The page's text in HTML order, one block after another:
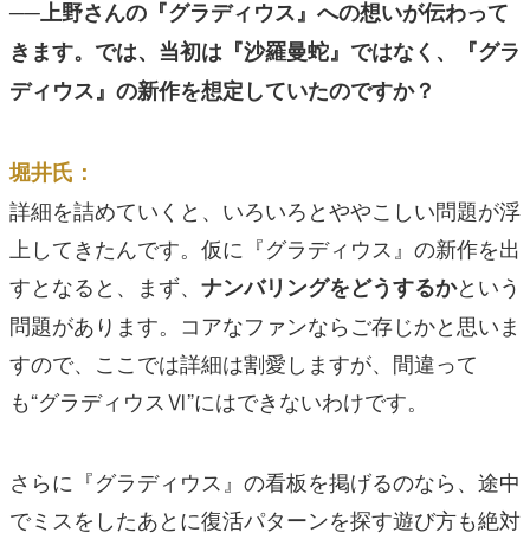
──上野さんの『グラディウス』への想いが伝わって
きます。では、当初は『沙羅曼蛇』ではなく、『グラ
ディウス』の新作を想定していたのですか？
堀井氏：
詳細を詰めていくと、いろいろとややこしい問題が浮
上してきたんです。仮に『グラディウス』の新作を出
すとなると、まず、 ナンバリングをどうするかという
問題があります。コアなファンならご存じかと思いま
すので、ここでは詳細は割愛しますが、間違って
も“グラディウスⅥ”にはできないわけです。
さらに『グラディウス』の看板を掲げるのなら、途中
でミスをしたあとに復活パターンを探す遊び方も絶対